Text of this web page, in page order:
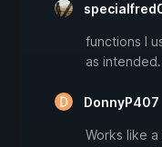
functions I
as
DonnyP407
Works like